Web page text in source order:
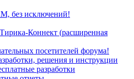
без исключений!
Коннект (расширенная
посетителей форума!
решения и инструкции
разработки